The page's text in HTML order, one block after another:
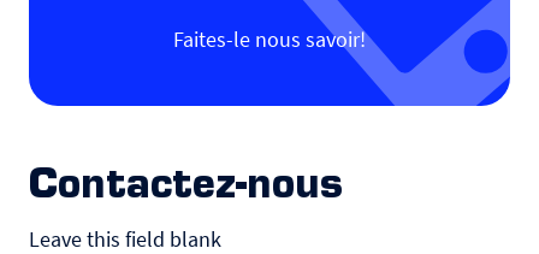
Faites-le nous savoir!
Contactez-nous
Leave this field blank